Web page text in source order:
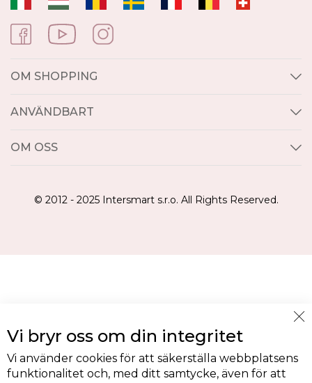
OM SHOPPING
ANVÄNDBART
OM OSS
© 2012 - 2025 Intersmart s.r.o. All Rights Reserved.
Vi bryr oss om din integritet
Vi använder cookies för att säkerställa webbplatsens
funktionalitet och, med ditt samtycke, även för att